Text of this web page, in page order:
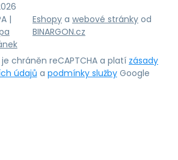
|
Eshopy a webové stránky od
BINARGON.cz
chráněn reCAPTCHA a platí zásady
údajů a podmínky služby Google